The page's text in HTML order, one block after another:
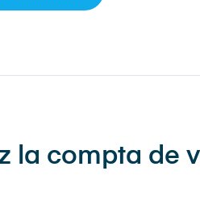
la compta de